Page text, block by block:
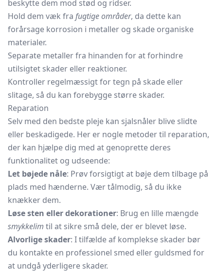
beskytte dem mod stød og ridser.
Hold dem væk fra fugtige områder, da dette kan
forårsage korrosion i metaller og skade organiske
materialer.
Separate metaller fra hinanden for at forhindre
utilsigtet skader eller reaktioner.
Kontroller regelmæssigt for tegn på skade eller
slitage, så du kan forebygge større skader.
Reparation
Selv med den bedste pleje kan sjalsnåler blive slidte
eller beskadigede. Her er nogle metoder til reparation,
der kan hjælpe dig med at genoprette deres
funktionalitet og udseende:
Let bøjede nåle: Prøv forsigtigt at bøje dem tilbage på
plads med hænderne. Vær tålmodig, så du ikke
knækker dem.
Løse sten eller dekorationer: Brug en lille mængde
smykkelim til at sikre små dele, der er blevet løse.
Alvorlige skader: I tilfælde af komplekse skader bør
du kontakte en professionel smed eller guldsmed for
at undgå yderligere skader.